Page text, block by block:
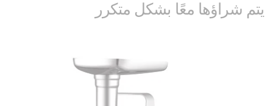
يتم شراؤها معًا بشكل متكرر